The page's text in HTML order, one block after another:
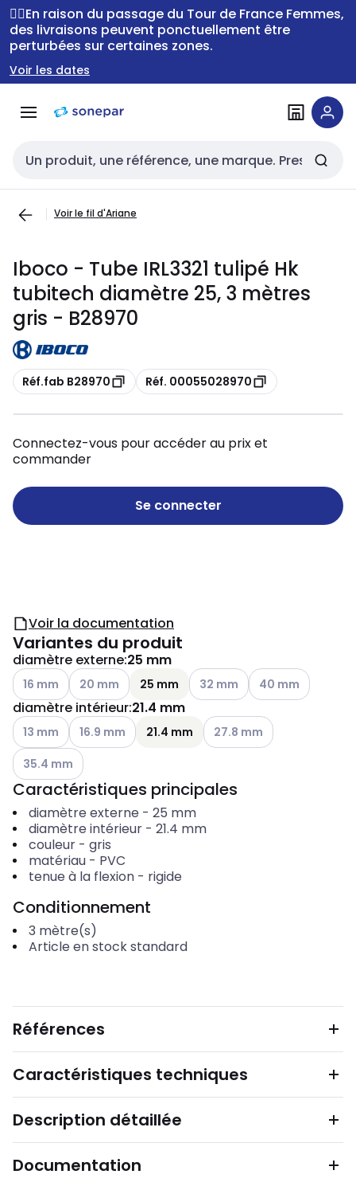
Passer à la
navigation
Passer
au
contenu
🚴‍♂️En raison du passage du Tour de France Femmes,
des livraisons peuvent ponctuellement être
perturbées sur certaines zones.
Voir les dates
Entrée de recherche
Voir le fil d'Ariane
Iboco - Tube IRL3321 tulipé Hk
tubitech diamètre 25, 3 mètres
gris - B28970
Copie
Réf.fab B28970 Copie
Réf. 00055028970
Connectez-vous pour accéder au prix et
commander
Se connecter
Voir la documentation
Variantes du produit
diamètre externe:25 mm
Voir les options disponibles
16 mm Voir les options disponibles
20 mm 25 mm Voir les options disponibles
32 mm Voir les options
40 mm
diamètre intérieur:21.4 mm
Voir les options disponibles
13 mm Voir les options disponibles
16.9 mm 21.4 mm Voir les options disponibles
27.8 mm
Voir les options disponibles
35.4 mm
Caractéristiques principales
diamètre externe - 25 mm
diamètre intérieur- 21.4 mm
couleur- gris
matériau- PVC
tenue à la flexion- rigide
Conditionnement
3 mètre(s)
Article en stock standard
Références
Caractéristiques techniques
Description détaillée
Documentation